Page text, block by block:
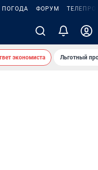
ПОГОДА ФОРУМ
экономиста Льготный